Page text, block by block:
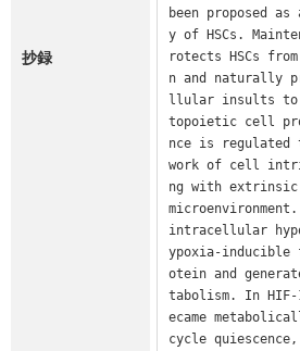
抄録
been proposed
y of HSCs.
rotects HSCs
n and naturally
llular insults to
topoietic cell
nce is regulated
work of cell
ng with
intracellular
ypoxia-inducible
otein and
tabolism. In HIF-
ecame
cycle